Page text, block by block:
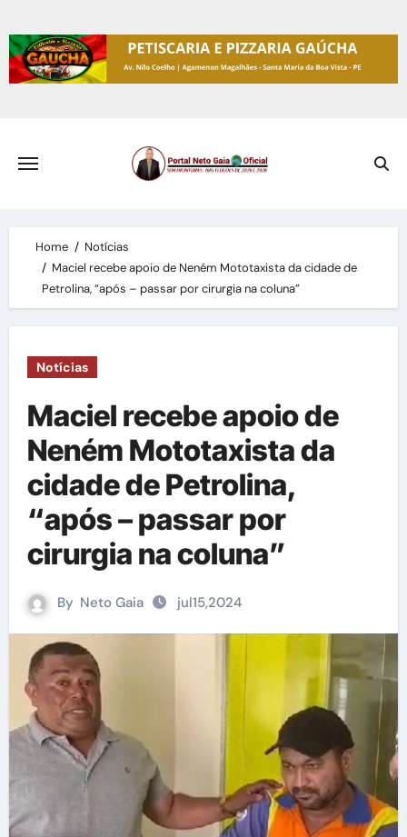
to
content
Home
Notícias
Maciel recebe apoio de Neném Mototaxista da cidade de
Petrolina, “após – passar por cirurgia na coluna”
Notícias
Maciel recebe apoio de
Neném Mototaxista da
cidade de Petrolina,
“após – passar por
cirurgia na coluna”
By Neto Gaia jul15,2024